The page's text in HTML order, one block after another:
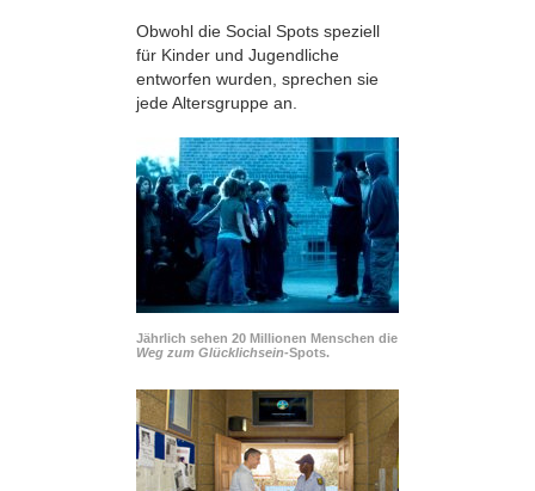
Obwohl die Social Spots speziell
für Kinder und Jugendliche
entworfen wurden, sprechen sie
jede Altersgruppe an.
Jährlich sehen 20 Millionen Menschen die
Weg zum Glücklichsein-Spots.